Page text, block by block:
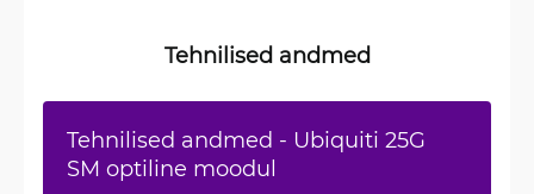
Tehnilised andmed
Tehnilised andmed - Ubiquiti 25G
SM optiline moodul